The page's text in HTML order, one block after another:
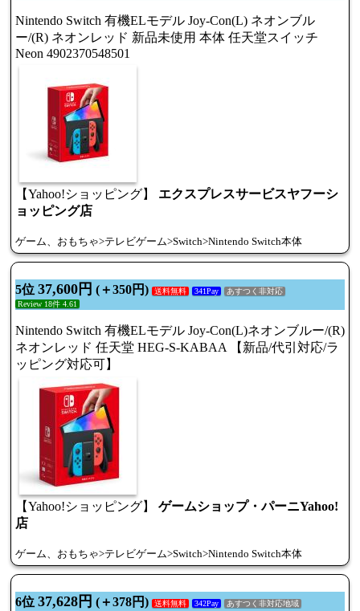
Nintendo Switch 有機ELモデル Joy-Con(L) ネオンブル
ー/(R) ネオンレッド 新品未使用 本体 任天堂スイッチ
Neon 4902370548501
【Yahoo!ショッピング】 エクスプレスサービスヤフーシ
ョッピング店
ゲーム、おもちゃ>テレビゲーム>Switch>Nintendo Switch本体
5位 37,600円 (＋350円) 送料無料 341Pay
あすつく非対応
Review 18件 4.61
Nintendo Switch 有機ELモデル Joy-Con(L)ネオンブルー/(R)
ネオンレッド 任天堂 HEG-S-KABAA 【新品/代引対応/ラ
ッピング対応可】
【Yahoo!ショッピング】 ゲームショップ・パーニYahoo!
店
ゲーム、おもちゃ>テレビゲーム>Switch>Nintendo Switch本体
6位 37,628円 (＋378円) 送料無料 342Pay
あすつく非対応地域